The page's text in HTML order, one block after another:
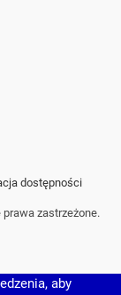
dostępności
zastrzeżone.
aby